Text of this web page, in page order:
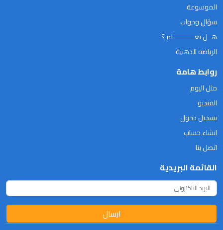
الموسوعة
سؤال وجواب
هــل تعـــــــــــلم ؟
الرياضة الذهنية
روابط هامة
مثل اليوم
الفيديو
تسجيل دخول
انشاء حساب
اتصل بنا
القائمة البريدية
ارسال